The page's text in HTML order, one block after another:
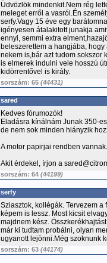
Üdvözlök mindenkit.Nem rég
meleget erről a vasról.Én
serfy.Vagy 15 éve egy
igényesen átalakitott junakja
ennyi, semmi extra
beleszerettem a hangjába,
nekem is,bár azt tudom sokszor
is elmerek indulni vele hosszú
kidörrentővel is király.
sorszám: 65 (44431)
sared
Kedves fórumozók!
Eladásra kínálnám Junak 350-
de nem sok minden hiányzik
A motor papirjai rendben vannak.
Akit érdekel, írjon a
sorszám: 64 (44199)
serfy
Sziasztok, kollégák. Tervezem
képem is lessz. Most kicsit
majdnem kész.
már ki tudtam probálni, olyan
ugyanott lejönni.Még szoknunk
sorszám: 63 (44174)